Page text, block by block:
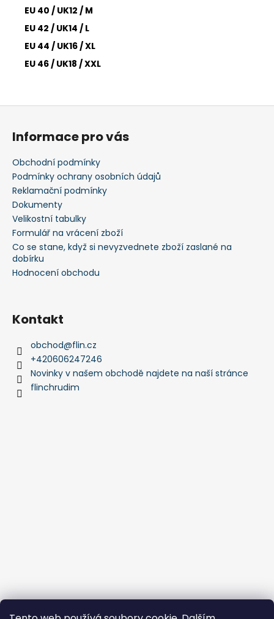
EU 40 / UK12 / M
EU 42 / UK14 / L
EU 44 / UK16 / XL
EU 46 / UK18 / XXL
Z
Informace pro vás
Obchodní podmínky
Podmínky ochrany osobních údajů
Reklamační podmínky
Dokumenty
Velikostní tabulky
Formulář na vrácení zboží
Co se stane, když si nevyzvednete zboží zaslané na
dobírku
Hodnocení obchodu
Kontakt
obchod@flin.cz
+420606247246
Novinky v našem obchodě najdete na naší stránce
flinchrudim